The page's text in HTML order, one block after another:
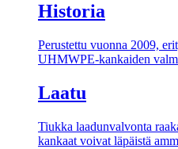
Historia
Perustettu vuonna 2009,
UHMWPE-kankaiden
Laatu
Tiukka laadunvalvonta
kankaat voivat läpäistä